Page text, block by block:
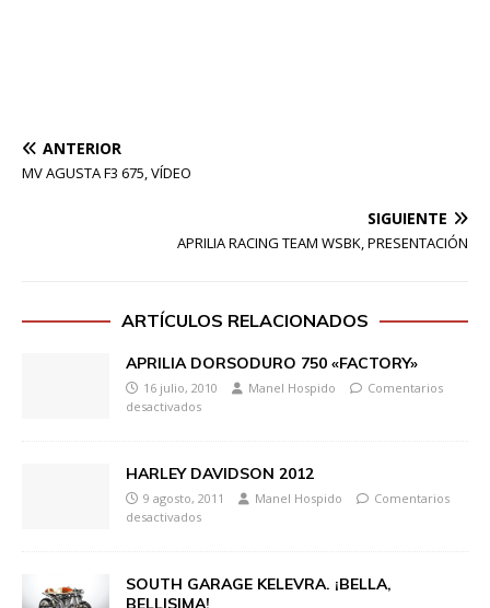
ANTERIOR
MV AGUSTA F3 675, VÍDEO
SIGUIENTE
APRILIA RACING TEAM WSBK, PRESENTACIÓN
ARTÍCULOS RELACIONADOS
APRILIA DORSODURO 750 «FACTORY»
16 julio, 2010 Manel Hospido
Comentarios
desactivados
HARLEY DAVIDSON 2012
9 agosto, 2011 Manel Hospido
Comentarios
desactivados
SOUTH GARAGE KELEVRA. ¡BELLA,
BELLISIMA!